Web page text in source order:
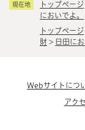
現在地 トップページ
においでよ。
トップページ
財 > 日田にお
Webサイトにつ
アク